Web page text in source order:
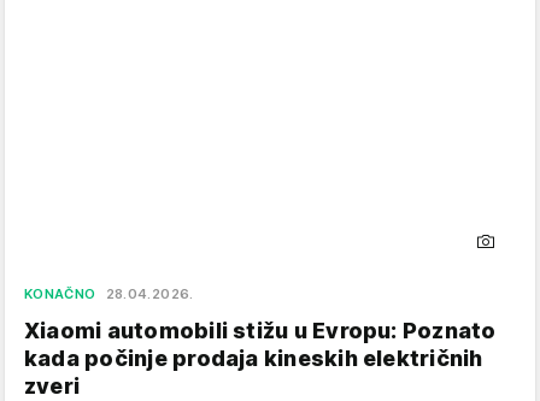
KONAČNO 28.04.2026.
Xiaomi automobili stižu u Evropu: Poznato
kada počinje prodaja kineskih električnih
zveri